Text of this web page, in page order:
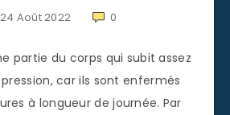
24 Août 2022 0
partie du corps qui subit assez
car ils sont enfermés
à longueur de journée. Par